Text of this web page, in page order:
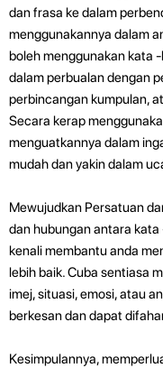
dan frasa ke dalam
menggunakannya dalam
boleh menggunakan kata
dalam perbualan dengan
perbincangan kumpulan,
Secara kerap
menguatkannya dalam
mudah dan yakin dalam
Mewujudkan Persatuan
dan hubungan antara
kenali membantu anda
lebih baik. Cuba sentiasa
imej, situasi, emosi, atau
berkesan dan dapat
Kesimpulannya,